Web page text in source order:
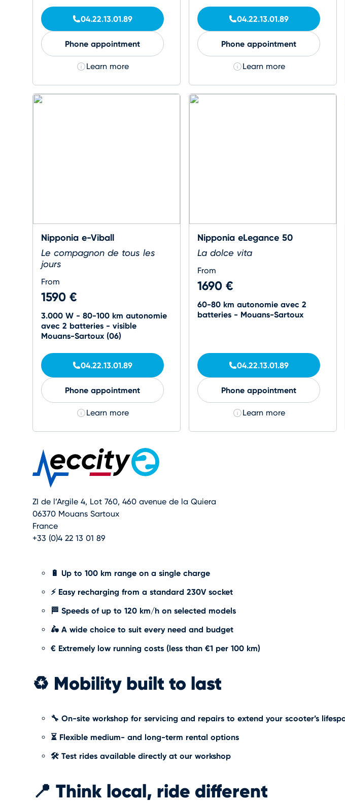
04.22.13.01.89
Phone appointment
Learn more
04.22.13.01.89
Phone appointment
Learn more
Nipponia e-Viball
Le compagnon de tous les
jours
From
1590 €
3.000 W - 80-100 km autonomie
avec 2 batteries - visible
Mouans-Sartoux (06)
04.22.13.01.89
Phone appointment
Learn more
Nipponia eLegance 50
La dolce vita
From
1690 €
60-80 km autonomie avec 2
batteries - Mouans-Sartoux
04.22.13.01.89
Phone appointment
Learn more
ZI de l’Argile 4, Lot 760, 460 avenue de la Quiera
06370 Mouans Sartoux
France
+33 (0)4 22 13 01 89
🔋 Up to 100 km range on a single charge
⚡ Easy recharging from a standard 230V socket
🏁 Speeds of up to 120 km/h on selected models
🛵 A wide choice to suit every need and budget
€ Extremely low running costs (less than €1 per 100 km)
♻️ Mobility built to last
🔧 On-site workshop for servicing and repairs to extend your scooter’s
⏳ Flexible medium- and long-term rental options
🛠️ Test rides available directly at our workshop
📍 Think local, ride different